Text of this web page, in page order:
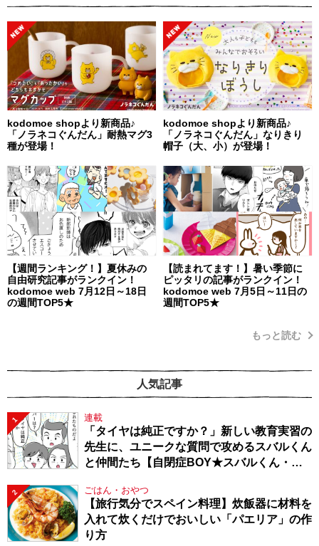
kodomoe shopより新商品♪
「ノラネコぐんだん」耐熱マグ3
種が登場！
kodomoe shopより新商品♪
「ノラネコぐんだん」なりきり
帽子（大、小）が登場！
【週間ランキング！】夏休みの
自由研究記事がランクイン！
kodomoe web 7月12日～18日
の週間TOP5★
【読まれてます！】暑い季節に
ピッタリの記事がランクイン！
kodomoe web 7月5日～11日の
週間TOP5★
もっと読む
人気記事
1 連載
「タイヤは純正ですか？」新しい教育実習の
先生に、ユニークな質問で攻めるスバルくん
と仲間たち【自閉症BOY★スバルくん・
2 ごはん・おやつ
【旅行気分でスペイン料理】炊飯器に材料を
入れて炊くだけでおいしい「パエリア」の作
り方